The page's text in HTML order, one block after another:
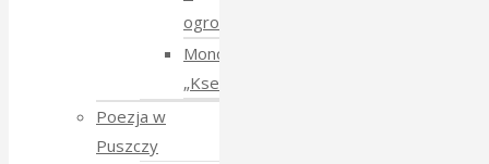
ogrodach
Monodram
„Ksenia”
Poezja w
Puszczy